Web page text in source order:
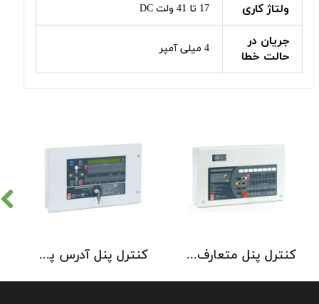
ولتاژ کاری 17 تا 41 ولت DC
جریان در
حالت خطا
4 میلی آمپر
کنترل پنل آدرس پذیر C-TEC سری XFP دو لوپ 32 زون کنترل پنل متعارف C-TEC سری CFP 8 Zone